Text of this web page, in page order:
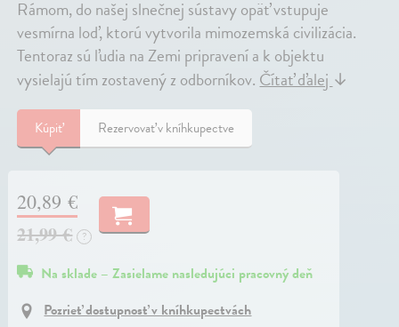
Rámom, do našej slnečnej sústavy opäť vstupuje
vesmírna loď, ktorú vytvorila mimozemská civilizácia.
Tentoraz sú ľudia na Zemi pripravení a k objektu
vysielajú tím zostavený z odborníkov.Čítať ďalej↓
Kúpiť Rezervovať v kníhkupectve
20,89 €
21,99 €
?
Na sklade – Zasielame nasledujúci pracovný deň
Pozrieť dostupnosť v kníhkupectvách